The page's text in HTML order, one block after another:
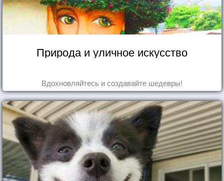
Природа и уличное искусство
Вдохновляйтесь и создавайте шедевры!